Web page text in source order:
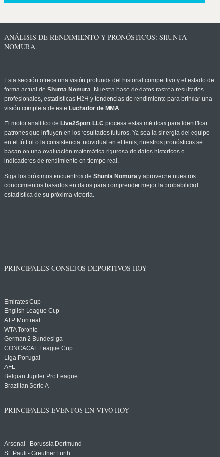
ANÁLISIS DE RENDIMIENTO Y PRONÓSTICOS: SHUNTA
NOMURA
Esta sección ofrece una visión profunda del historial competitivo y el estado de
forma actual de Shunta Nomura. Nuestra base de datos rastrea resultados
profesionales, estadísticas H2H y tendencias de rendimiento para brindar una
visión completa de este Luchador de MMA.
El motor analítico de Live2Sport LLC procesa estas métricas para identificar
patrones que influyen en los resultados futuros. Ya sea la sinergia del equipo
en el fútbol o la consistencia individual en el tenis, nuestros pronósticos se
basan en una evaluación matemática rigurosa de datos históricos e
indicadores de rendimiento en tiempo real.
Siga los próximos encuentros de Shunta Nomuray aproveche nuestros
conocimientos basados en datos para comprender mejor la probabilidad
estadística de su próxima victoria.
PRINCIPALES CONSEJOS DEPORTIVOS HOY
Emirates Cup
English League Cup
ATP Montreal
WTA Toronto
German 2 Bundesliga
CONCACAF League Cup
Liga Portugal
AFL
Belgian Jupiler Pro League
Brazilian Serie A
PRINCIPALES EVENTOS EN VIVO HOY
Arsenal - Borussia Dortmund
St. Pauli - Greuther Fürth